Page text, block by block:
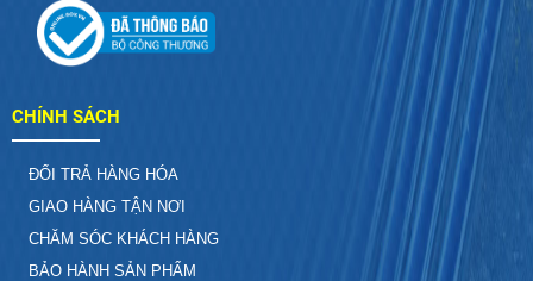
CHÍNH SÁCH
ĐỔI TRẢ HÀNG HÓA
GIAO HÀNG TẬN NƠI
CHĂM SÓC KHÁCH HÀNG
BẢO HÀNH SẢN PHẨM